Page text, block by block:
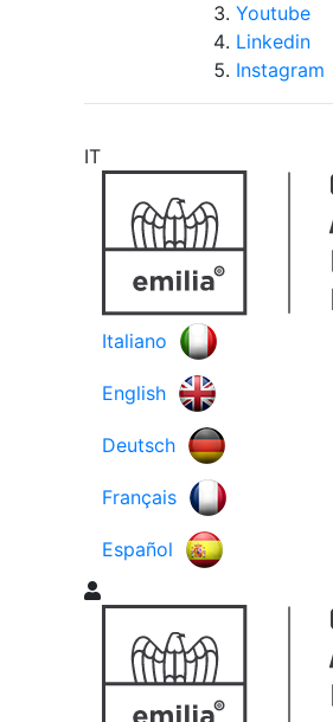
Youtube
Linkedin
Instagram
IT
Italiano
English
Deutsch
Français
Español